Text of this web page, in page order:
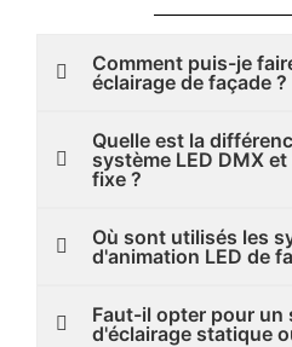
Comment puis-je
éclairage de façade ?
Quelle est la
système LED DMX
fixe ?
Où sont utilisés les
d'animation LED de
Faut-il opter pour un
d'éclairage statique